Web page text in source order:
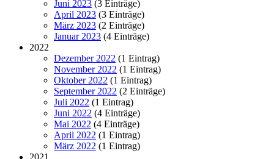
Juni 2023 (3 Einträge)
April 2023 (3 Einträge)
März 2023 (2 Einträge)
Januar 2023 (4 Einträge)
2022
Dezember 2022 (1 Eintrag)
November 2022 (1 Eintrag)
Oktober 2022 (1 Eintrag)
September 2022 (2 Einträge)
Juli 2022 (1 Eintrag)
Juni 2022 (4 Einträge)
Mai 2022 (4 Einträge)
April 2022 (1 Eintrag)
März 2022 (1 Eintrag)